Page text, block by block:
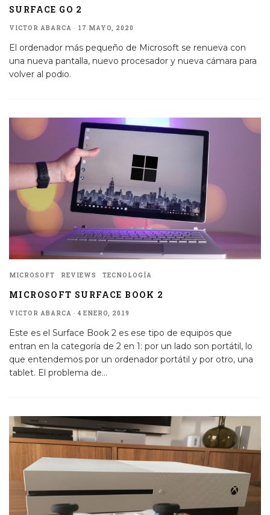
SURFACE GO 2
VICTOR ABARCA · 17 MAYO, 2020
El ordenador más pequeño de Microsoft se renueva con
una nueva pantalla, nuevo procesador y nueva cámara para
volver al podio.
MICROSOFT REVIEWS TECNOLOGÍA
MICROSOFT SURFACE BOOK 2
VICTOR ABARCA · 4 ENERO, 2019
Este es el Surface Book 2 es ese tipo de equipos que
entran en la categoría de 2 en 1: por un lado son portátil, lo
que entendemos por un ordenador portátil y por otro, una
tablet. El problema de...